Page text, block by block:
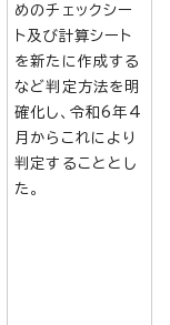
めのチェックシー
ト及び計算シート
を新たに作成する
など判定方法を明
確化し、令和6年4
月からこれにより
判定することとし
た。